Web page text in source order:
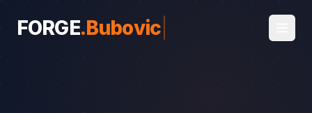
FORGE.Bubovice